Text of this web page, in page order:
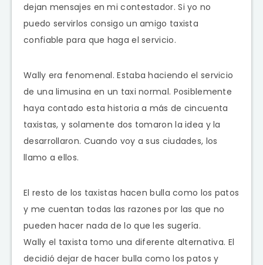
dejan mensajes en mi contestador. Si yo no
puedo servirlos consigo un amigo taxista
confiable para que haga el servicio.
Wally era fenomenal. Estaba haciendo el servicio
de una limusina en un taxi normal. Posiblemente
haya contado esta historia a más de cincuenta
taxistas, y solamente dos tomaron la idea y la
desarrollaron. Cuando voy a sus ciudades, los
llamo a ellos.
El resto de los taxistas hacen bulla como los patos
y me cuentan todas las razones por las que no
pueden hacer nada de lo que les sugería.
Wally el taxista tomo una diferente alternativa. El
decidió dejar de hacer bulla como los patos y